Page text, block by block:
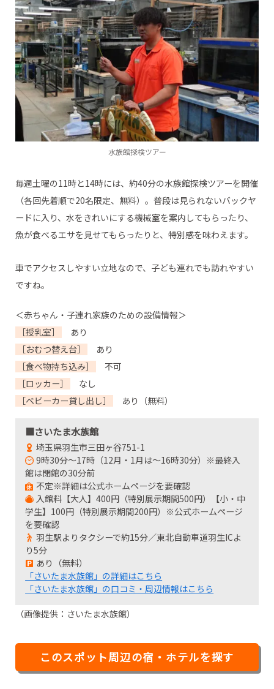
水族館探検ツアー
毎週土曜の11時と14時には、約40分の水族館探検ツアーを開催
（各回先着順で20名限定、無料）。普段は見られないバックヤ
ードに入り、水をきれいにする機械室を案内してもらったり、
魚が食べるエサを見せてもらったりと、特別感を味わえます。
車でアクセスしやすい立地なので、子ども連れでも訪れやすい
ですね。
＜赤ちゃん・子連れ家族のための設備情報＞
［授乳室］
あり
［おむつ替え台］
あり
［食べ物持ち込み］
不可
［ロッカー］
なし
［ベビーカー貸し出し］
あり（無料）
■さいたま水族館
埼玉県羽生市三田ヶ谷751-1
9時30分～17時（12月・1月は～16時30分）※最終入
館は閉館の30分前
不定※詳細は公式ホームページを要確認
入館料【大人】400円（特別展示期間500円）【小・中
学生】100円（特別展示期間200円）※公式ホームページ
を要確認
羽生駅よりタクシーで約15分／東北自動車道羽生ICよ
り5分
あり（無料）
「さいたま水族館」の詳細はこちら
「さいたま水族館」の口コミ・周辺情報はこちら
（画像提供：さいたま水族館）
このスポット周辺の宿・ホテルを探す